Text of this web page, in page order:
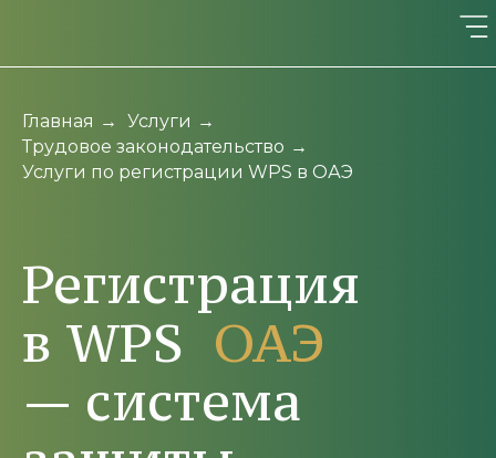
Главная → Услуги →
Трудовое законодательство →
Услуги по регистрации WPS в ОАЭ
Регистрация
в WPS ОАЭ
— система